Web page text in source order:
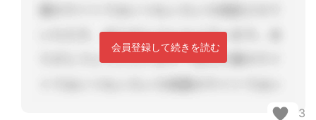
会員登録して続きを読む
3